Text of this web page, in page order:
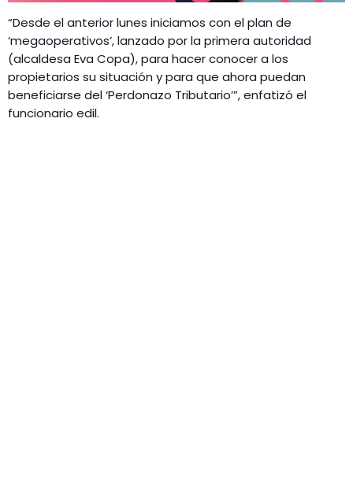
“Desde el anterior lunes iniciamos con el plan de
‘megaoperativos’, lanzado por la primera autoridad
(alcaldesa Eva Copa), para hacer conocer a los
propietarios su situación y para que ahora puedan
beneficiarse del ‘Perdonazo Tributario’”, enfatizó el
funcionario edil.